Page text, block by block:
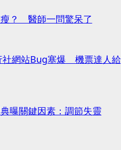
？ 醫師一問驚呆了
社網站Bug塞爆 機票達人給
曝關鍵因素：調節失靈